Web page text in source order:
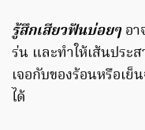
รู้สึกเสียวฟันบ่อยๆ อ
ร่น และทำให้เส้นประ
เจอกับของร้อนหรือเ
ได้